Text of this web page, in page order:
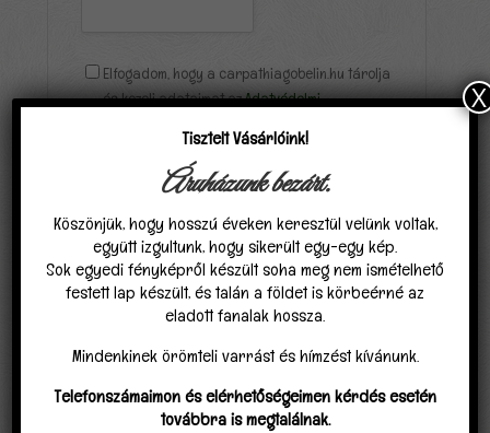
Elfogadom, hogy a carpathiagobelin.hu tárolja
és kezeli adataimat azAdatvédelmi
Kapcsolódó termékek
Akció!
Tisztelt Vásárlóink!
Áruházunk bezárt.
Köszönjük, hogy hosszú éveken keresztül velünk voltak,
együtt izgultunk, hogy sikerült egy-egy kép.
Sok egyedi fényképről készült soha meg nem ismételhető
festett lap készült, és talán a földet is körbeérné az
eladott fanalak hossza.
Mindenkinek örömteli varrást és hímzést kívánunk.
Telefonszámaimon és elérhetőségeimen kérdés esetén
továbbra is megtalálnak.
X